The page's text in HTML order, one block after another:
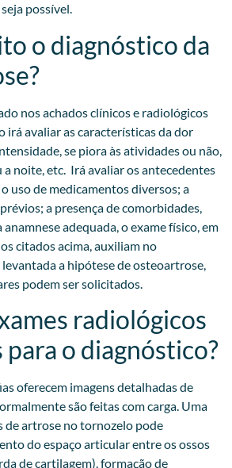
possível.
o diagnóstico da
nos achados clínicos e radiológicos
irá avaliar as características da dor
se piora às atividades ou não,
a noite, etc. Irá avaliar os antecedentes
uso de medicamentos diversos; a
a presença de comorbidades,
adequada, o exame físico, em
citados acima, auxiliam no
a hipótese de osteoartrose,
podem ser solicitados.​
radiológicos
o diagnóstico?
oferecem imagens detalhadas de
são feitas com carga. Uma
de artrose no tornozelo pode
do espaço articular entre os ossos
de cartilagem), formação de